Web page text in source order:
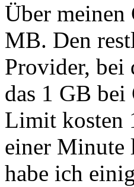
Über
MB. Den
Provider, bei
das 1 GB
Limit kosten
einer Minute
habe ich